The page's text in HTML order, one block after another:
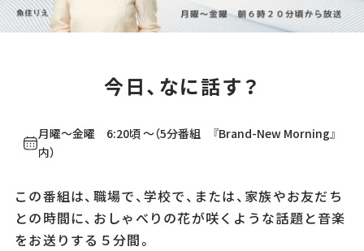
今日、なに話す？
月曜～金曜 6:20頃 ～（5分番組 『Brand-New Morning』
内）
この番組は、職場で、学校で、または、家族やお友だち
との時間に、おしゃべりの花が咲くような話題と音楽
をお送りする５分間。